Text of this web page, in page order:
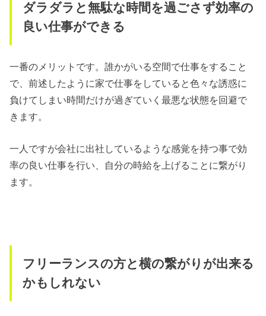
ダラダラと無駄な時間を過ごさず効率の
良い仕事ができる
一番のメリットです。誰かがいる空間で仕事をすること
で、前述したように家で仕事をしていると色々な誘惑に
負けてしまい時間だけが過ぎていく最悪な状態を回避で
きます。
一人ですが会社に出社しているような感覚を持つ事で効
率の良い仕事を行い、自分の時給を上げることに繋がり
ます。
フリーランスの方と横の繋がりが出来る
かもしれない